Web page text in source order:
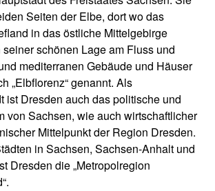
Seiten der Elbe, dort wo das
in das östliche Mittelgebirge
schönen Lage am Fluss und
mediterranen Gebäude und Häuser
„Elbflorenz“ genannt. Als
ist Dresden auch das politische und
von Sachsen, wie auch wirtschaftlicher
Mittelpunkt der Region Dresden.
in Sachsen, Sachsen-Anhalt und
Dresden die „Metropolregion